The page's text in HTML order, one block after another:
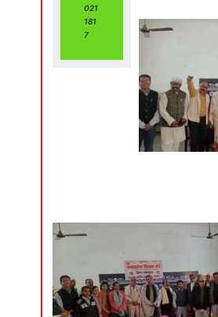
021
181
7